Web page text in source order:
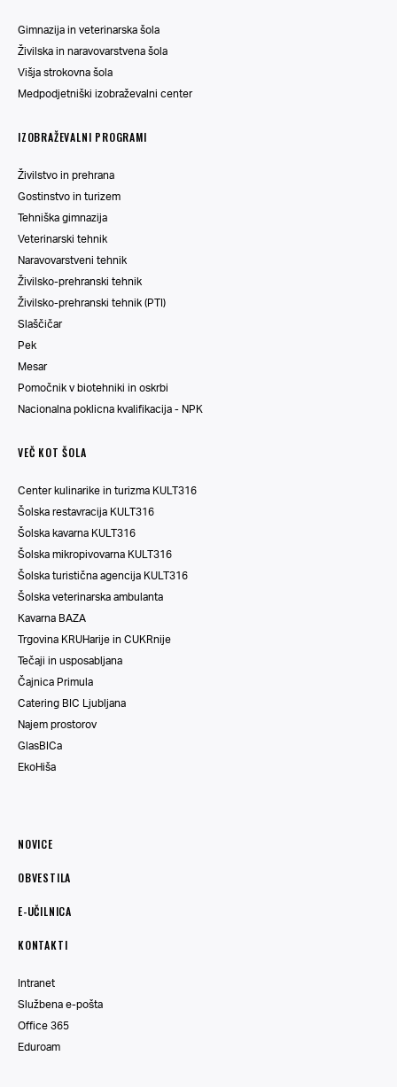
Gimnazija in veterinarska šola
Živilska in naravovarstvena šola
Višja strokovna šola
Medpodjetniški izobraževalni center
IZOBRAŽEVALNI PROGRAMI
Živilstvo in prehrana
Gostinstvo in turizem
Tehniška gimnazija
Veterinarski tehnik
Naravovarstveni tehnik
Živilsko-prehranski tehnik
Živilsko-prehranski tehnik (PTI)
Slaščičar
Pek
Mesar
Pomočnik v biotehniki in oskrbi
Nacionalna poklicna kvalifikacija - NPK
VEČ KOT ŠOLA
Center kulinarike in turizma KULT316
Šolska restavracija KULT316
Šolska kavarna KULT316
Šolska mikropivovarna KULT316
Šolska turistična agencija KULT316
Šolska veterinarska ambulanta
Kavarna BAZA
Trgovina KRUHarije in CUKRnije
Tečaji in usposabljana
Čajnica Primula
Catering BIC Ljubljana
Najem prostorov
GlasBICa
EkoHiša
NOVICE
OBVESTILA
E-UČILNICA
KONTAKTI
Intranet
Službena e-pošta
Office 365
Eduroam